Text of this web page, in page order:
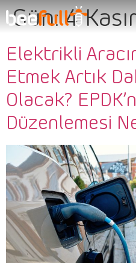
Gün:4
Elektrikli
Etmek Artık
Olacak?
Düzenlemesi